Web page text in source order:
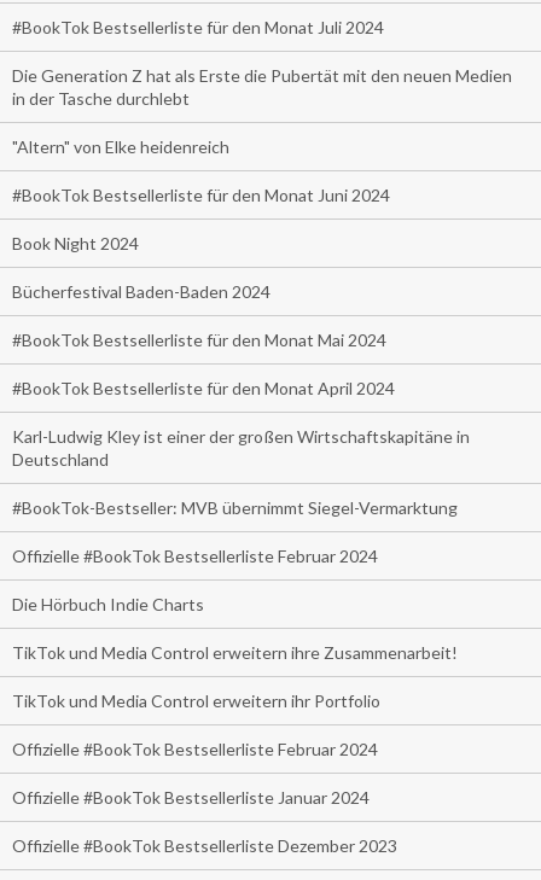
#BookTok Bestsellerliste für den Monat Juli 2024
Die Generation Z hat als Erste die Pubertät mit den neuen Medien
in der Tasche durchlebt
"Altern" von Elke heidenreich
#BookTok Bestsellerliste für den Monat Juni 2024
Book Night 2024
Bücherfestival Baden-Baden 2024
#BookTok Bestsellerliste für den Monat Mai 2024
#BookTok Bestsellerliste für den Monat April 2024
Karl-Ludwig Kley ist einer der großen Wirtschaftskapitäne in
Deutschland
#BookTok-Bestseller: MVB übernimmt Siegel-Vermarktung
Offizielle #BookTok Bestsellerliste Februar 2024
Die Hörbuch Indie Charts
TikTok und Media Control erweitern ihre Zusammenarbeit!
TikTok und Media Control erweitern ihr Portfolio
Offizielle #BookTok Bestsellerliste Februar 2024
Offizielle #BookTok Bestsellerliste Januar 2024
Offizielle #BookTok Bestsellerliste Dezember 2023